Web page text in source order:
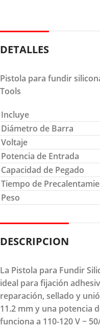
DETALLES
Pistola para fundir
Tools
Incluye
Diámetro de Barra
Voltaje
Potencia de Entrada
Capacidad de Pegado
Tiempo de
Peso
DESCRIPCION
La Pistola para Fundir
ideal para fijación
reparación, sellado y
11.2 mm y una potencia
funciona a 110-120 V ~